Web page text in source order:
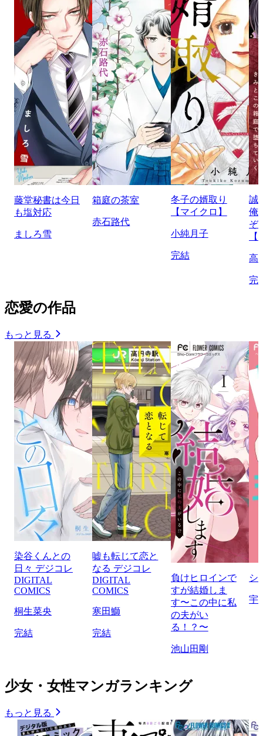
藤堂秘書は今日
も塩対応
ましろ雪
箱庭の茶室
赤石路代
冬子の婿取り
【マイクロ】
小純月子
完結
誠
俺
ぞ
高
完
恋愛の作品
もっと見る
染谷くんとの
日々 デジコレ
DIGITAL
COMICS
桐生菜央
完結
嘘も転じて恋と
なる デジコレ
DIGITAL
COMICS
寒田鰤
完結
負けヒロインで
すが結婚しま
す〜この中に私
の夫がい
る！？〜
池山田剛
シ
宇
少女・女性マンガランキング
もっと見る